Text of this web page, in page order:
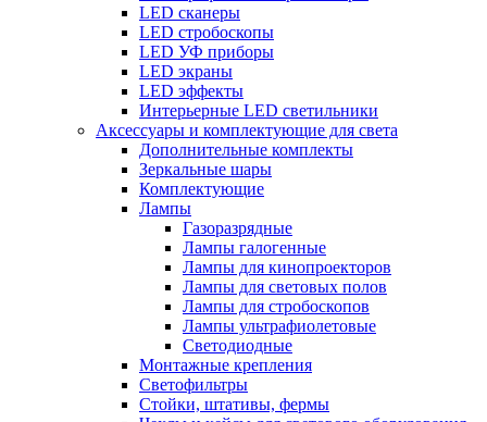
LED сканеры
LED стробоскопы
LED УФ приборы
LED экраны
LED эффекты
Интерьерные LED светильники
Аксессуары и комплектующие для света
Дополнительные комплекты
Зеркальные шары
Комплектующие
Лампы
Газоразрядные
Лампы галогенные
Лампы для кинопроекторов
Лампы для световых полов
Лампы для стробоскопов
Лампы ультрафиолетовые
Светодиодные
Монтажные крепления
Светофильтры
Стойки, штативы, фермы